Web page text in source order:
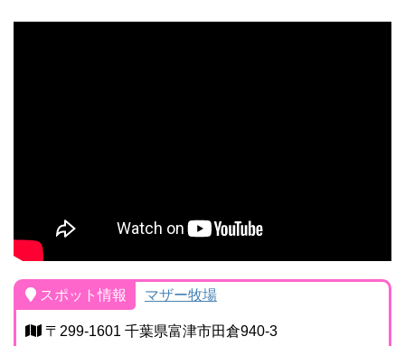
スポット情報 マザー牧場
〒299-1601 千葉県富津市田倉940-3